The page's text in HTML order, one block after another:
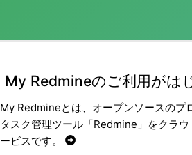
My Redmineのご利用がは
My Redmineとは、オープンソースのプ
タスク管理ツール「Redmine」をクラ
ービスです。